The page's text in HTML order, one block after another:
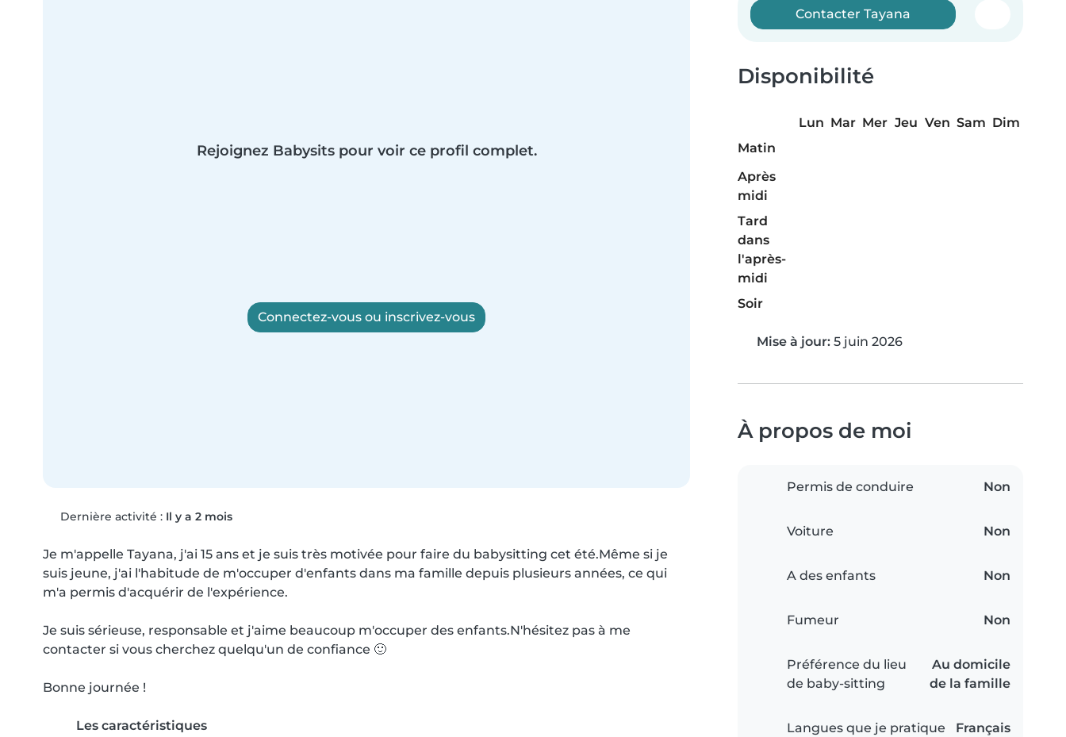
Rejoignez Babysits pour voir ce profil complet.
Connectez-vous ou inscrivez-vous
Dernière activité : Il y a 2 mois
Je m'appelle Tayana, j'ai 15 ans et je suis très motivée pour faire du babysitting cet été.Même si je
suis jeune, j'ai l'habitude de m'occuper d'enfants dans ma famille depuis plusieurs années, ce qui
m'a permis d'acquérir de l'expérience.
Je suis sérieuse, responsable et j'aime beaucoup m'occuper des enfants.N'hésitez pas à me
contacter si vous cherchez quelqu'un de confiance 🙂
Bonne journée !
Les caractéristiques
Contacter Tayana
Disponibilité
Lun Mar Mer Jeu Ven Sam Dim
Matin
Après
midi
Tard
dans
l'après-
midi
Soir
Mise à jour: 5 juin 2026
À propos de moi
Permis de conduire Non
Voiture Non
A des enfants Non
Fumeur Non
Préférence du lieu
de baby-sitting
Au domicile
de la famille
Langues que je pratique Français